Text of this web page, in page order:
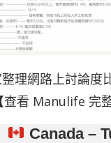
理網路上討論度
【查看 Manulife 完整
Canada –